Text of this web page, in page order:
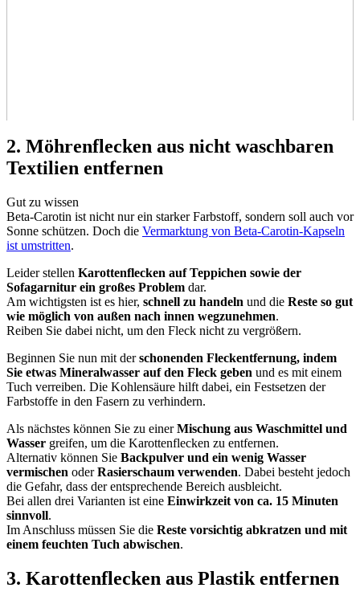
2. Möhrenflecken aus nicht waschbaren
Textilien entfernen
Gut zu wissen
Beta-Carotin ist nicht nur ein starker Farbstoff, sondern soll auch vor
Sonne schützen. Doch die Vermarktung von Beta-Carotin-Kapseln
ist umstritten.
Leider stellen Karottenflecken auf Teppichen sowie der
Sofagarnitur ein großes Problem dar.
Am wichtigsten ist es hier, schnell zu handeln und die Reste so gut
wie möglich von außen nach innen wegzunehmen.
Reiben Sie dabei nicht, um den Fleck nicht zu vergrößern.
Beginnen Sie nun mit derschonenden Fleckentfernung, indem
Sie etwas Mineralwasser auf den Fleck geben und es mit einem
Tuch verreiben. Die Kohlensäure hilft dabei, ein Festsetzen der
Farbstoffe in den Fasern zu verhindern.
Als nächstes können Sie zu einerMischung aus Waschmittel und
Wasser greifen, um die Karottenflecken zu entfernen.
Alternativ können Sie Backpulver und ein wenig Wasser
vermischen oderRasierschaum verwenden. Dabei besteht jedoch
die Gefahr, dass der entsprechende Bereich ausbleicht.
Bei allen drei Varianten ist eine Einwirkzeit von ca. 15 Minuten
sinnvoll.
Im Anschluss müssen Sie die Reste vorsichtig abkratzen und mit
einem feuchten Tuch abwischen.
3. Karottenflecken aus Plastik entfernen